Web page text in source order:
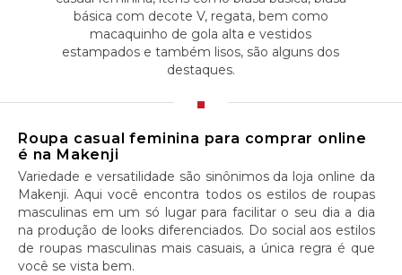
básica com decote V, regata, bem como
macaquinho de gola alta e vestidos
estampados e também lisos, são alguns dos
destaques.
Roupa casual feminina para comprar online
é na Makenji
Variedade e versatilidade são sinônimos da loja online da
Makenji. Aqui você encontra todos os estilos de roupas
masculinas em um só lugar para facilitar o seu dia a dia
na produção de looks diferenciados. Do social aos estilos
de roupas masculinas mais casuais, a única regra é que
você se vista bem.